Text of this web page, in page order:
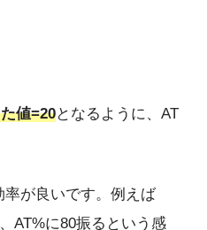
値=20となるように、AT
が良いです。例えば
AT%に80振るという感